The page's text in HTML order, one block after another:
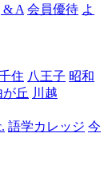
& A 会員優待 よ
住 八王子 昭和
が丘 川越
語学カレッジ 今